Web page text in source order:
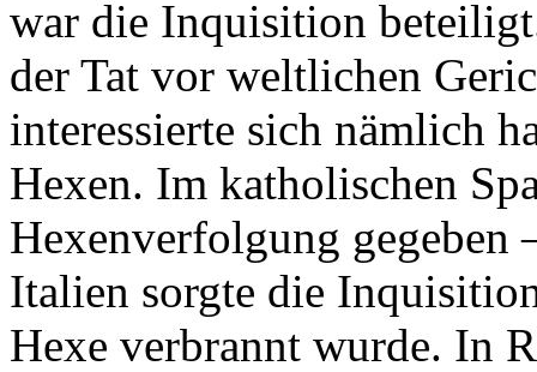
war die Inquisition
der Tat vor weltlichen
interessierte sich nämlich
Hexen. Im katholischen
Hexenverfolgung
Italien sorgte die
Hexe verbrannt wurde. In